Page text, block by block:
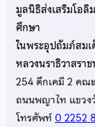
มูลนิธิส่งเสริมโอ
ศึกษา
ในพระอุปถัมภ์สม
หลวงนราธิวาสรา
254 ตึกเคมี 2 คณ
ถนนพญาไท แขวง
โทรศัพท์0 2252